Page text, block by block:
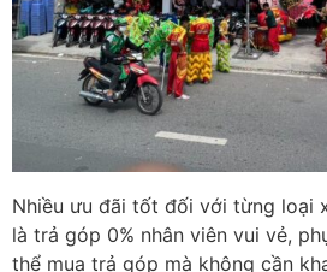
Nhiều ưu đãi tốt đối với từng loại
là trả góp 0% nhân viên vui vẻ,
thể mua trả góp mà không cần